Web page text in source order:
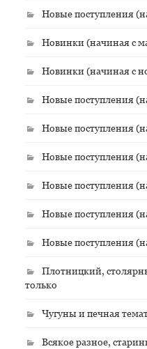
Новые поступления
Новинки (начиная с
Новинки (начиная с
Новые поступления
Новые поступления
Новые поступления
Новые поступления
Новые поступления
Новые поступления
Плотницкий,
только
Чугуны и печная
Всякое разное,